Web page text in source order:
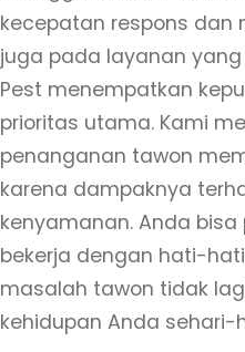
o
g
j
L
a
y
a
a
kecepatan respons dan
juga pada layanan
Pest menempatkan
prioritas utama. Kami
penanganan tawon
karena dampaknya
kenyamanan. Anda
bekerja dengan hati-
masalah tawon tidak
kehidupan Anda sehari-